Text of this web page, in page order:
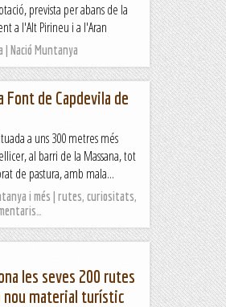
prevista per abans de la
a l'Alt Pirineu i a l'Aran
Nació Muntanya
de Capdevila de
a uns 300 metres més
al barri de la Massana, tot
de pastura, amb mala...
i més | rutes, curiositats,
les seves 200 rutes
nou material turístic